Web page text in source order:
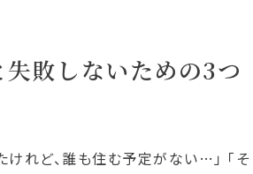
敗しないための3つ
れど、誰も住む予定がない…」 「そ